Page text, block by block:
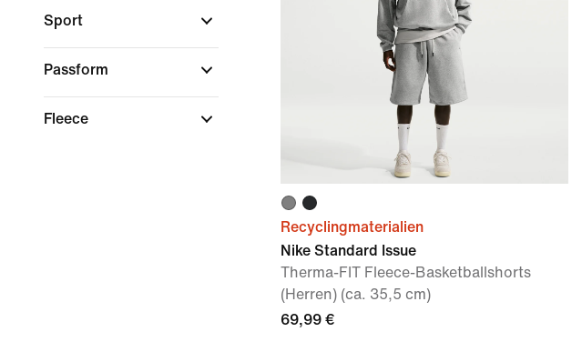
Sport
Passform
Fleece
Recyclingmaterialien
Nike Standard Issue
Therma-FIT Fleece-Basketballshorts
(Herren) (ca. 35,5 cm)
69,99 €